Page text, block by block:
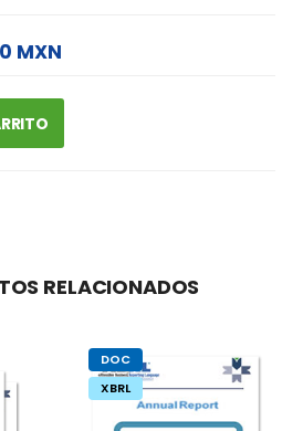
MXN
RELACIONADOS
DOC
XBRL